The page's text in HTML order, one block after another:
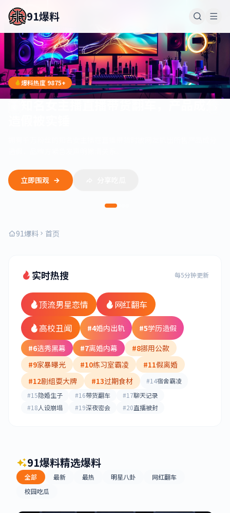
91爆料
爆料热度 9875+
某知名女主播直播带货翻车，产品成分
立即围观
91爆料 首页
实时热搜 每5分钟更新
顶流男星恋情
网红翻车
高校丑闻
#4婚内出轨 #5学历造假
#6选秀黑幕 #7离婚内幕 #8挪用公款
#9家暴曝光 #10练习室霸凌 #11假离婚
#12剧组耍大牌 #13过期食材 #14宿舍霸凌
#15隐婚生子 #16带货翻车 #17聊天记录
#18人设崩塌 #19深夜密会 #20直播被封
91爆料精选爆料
全部 最新 最热 明星八卦
网红翻车
校园吃瓜